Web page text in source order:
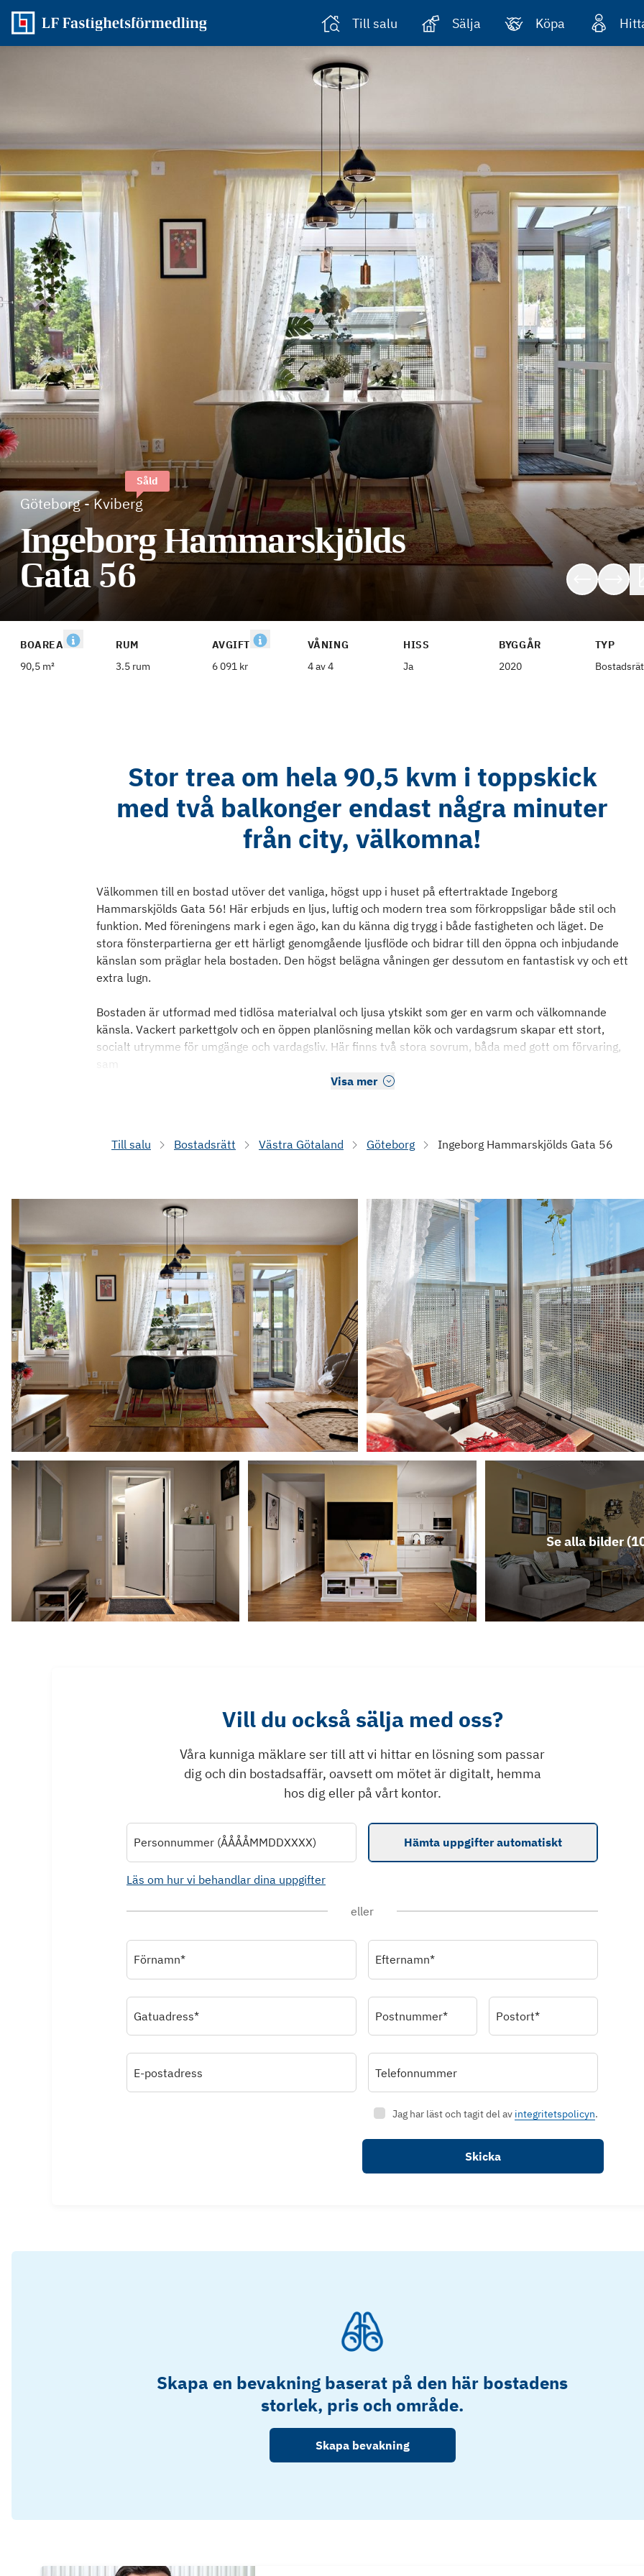
Till salu Sälja Köpa
Göteborg-Kviberg
Såld
Ingeborg Hammarskjölds
Gata 56
BOAREA
90,5 m²
RUM
3.5 rum
AVGIFT
6 091 kr
VÅNING
4 av 4
HISS
Ja
BYGGÅR
2020
TYP
Stor trea om hela 90,5 kvm i toppskick
med två balkonger endast några minuter
från city, välkomna!
Välkommen till en bostad utöver det vanliga, högst upp i huset på eftertraktade Ingeborg
Hammarskjölds Gata 56! Här erbjuds en ljus, luftig och modern trea som förkroppsligar både stil och
funktion. Med föreningens mark i egen ägo, kan du känna dig trygg i både fastigheten och läget. De
stora fönsterpartierna ger ett härligt genomgående ljusflöde och bidrar till den öppna och inbjudande
känslan som präglar hela bostaden. Den högst belägna våningen ger dessutom en fantastisk vy och ett
extra lugn.
Bostaden är utformad med tidlösa materialval och ljusa ytskikt som ger en varm och välkomnande
känsla. Vackert parkettgolv och en öppen planlösning mellan kök och vardagsrum skapar ett stort,
socialt utrymme för umgänge och vardagsliv. Här finns två stora sovrum, båda med gott om förvaring,
Visa mer
Till salu Bostadsrätt Västra Götaland Göteborg Ingeborg Hammarskjölds Gata 56
Se alla bilder (
Vill du också sälja med oss?
Våra kunniga mäklare ser till att vi hittar en lösning som passar
dig och din bostadsaffär, oavsett om mötet är digitalt, hemma
hos dig eller på vårt kontor.
Personnummer (ÅÅÅÅMMDDXXXX) Hämta uppgifter automatiskt
Läs om hur vi behandlar dina uppgifter
eller
Förnamn* Efternamn*
Gatuadress* Postnummer* Postort*
E-postadress Telefonnummer
Jag har läst och tagit del av integritetspolicyn.
Skicka
Skapa en bevakning baserat på den här bostadens
storlek, pris och område.
Skapa bevakning